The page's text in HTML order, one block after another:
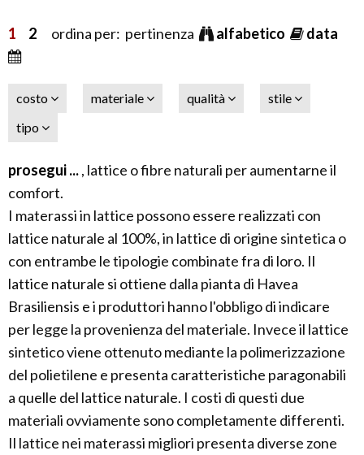
1 2 ordina per: pertinenza alfabetico data
costo materiale qualità
stile
tipo
prosegui ..., lattice o fibre naturali per aumentarne il
comfort.
I materassi in lattice possono essere realizzati con
lattice naturale al 100%, in lattice di origine sintetica o
con entrambe le tipologie combinate fra di loro. Il
lattice naturale si ottiene dalla pianta di Havea
Brasiliensis e i produttori hanno l'obbligo di indicare
per legge la provenienza del materiale. Invece il lattice
sintetico viene ottenuto mediante la polimerizzazione
del polietilene e presenta caratteristiche paragonabili
a quelle del lattice naturale. I costi di questi due
materiali ovviamente sono completamente differenti.
Il lattice nei materassi migliori presenta diverse zone